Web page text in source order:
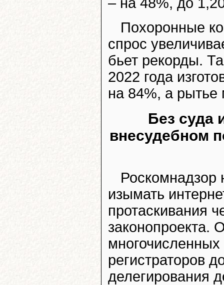
Похоронные
спрос
бьет рекорды.
2022 года
на 84%, а рытье
Без суда
внесудебном
Роскомнадзор
изымать
протаскивания
законопроекта.
регистраторов
делегирования